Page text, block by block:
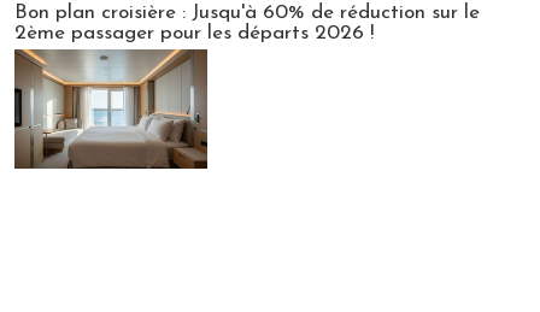
Bon plan croisière : Jusqu'à 60% de réduction sur le
2ème passager pour les départs 2026 !